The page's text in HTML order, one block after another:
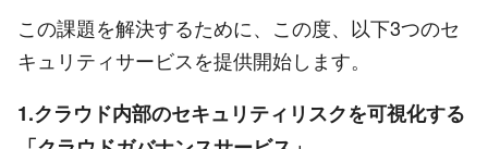
この課題を解決するために、この度、以下3つのセ
キュリティサービスを提供開始します。
1.クラウド内部のセキュリティリスクを可視化する